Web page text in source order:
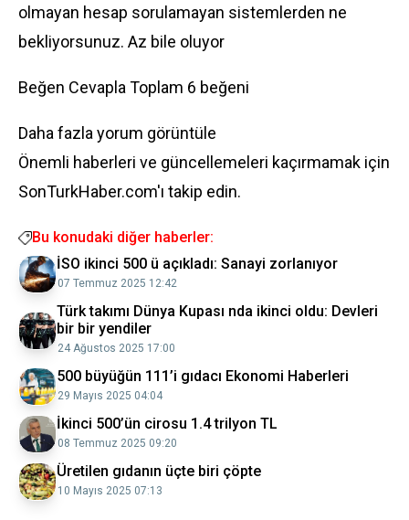
olmayan hesap sorulamayan sistemlerden ne
bekliyorsunuz. Az bile oluyor
Beğen Cevapla Toplam 6 beğeni
Daha fazla yorum görüntüle
Önemli haberleri ve güncellemeleri kaçırmamak için
SonTurkHaber.com'ı takip edin.
Bu konudaki diğer haberler:
İSO ikinci 500 ü açıkladı: Sanayi zorlanıyor
07 Temmuz 2025 12:42
Türk takımı Dünya Kupası nda ikinci oldu: Devleri
bir bir yendiler
24 Ağustos 2025 17:00
500 büyüğün 111’i gıdacı Ekonomi Haberleri
29 Mayıs 2025 04:04
İkinci 500’ün cirosu 1.4 trilyon TL
08 Temmuz 2025 09:20
Üretilen gıdanın üçte biri çöpte
10 Mayıs 2025 07:13